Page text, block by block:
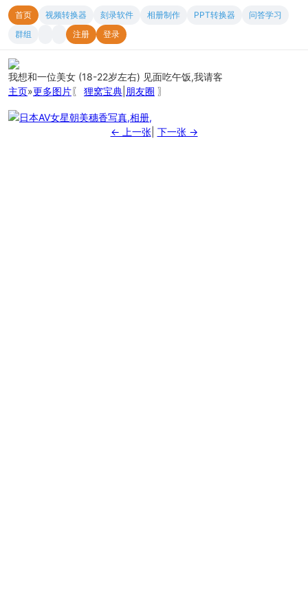
首页 视频转换器 刻录软件 相册制作 PPT转换器
问答学习
群组
注册 登录
我想和一位美女 (18-22岁左右) 见面吃午饭,我请客
主页»更多图片〖 狸窝宝典 朋友圈 〗
← 上一张| 下一张 →